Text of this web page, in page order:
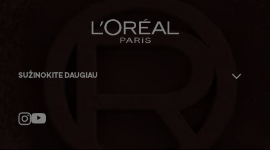
SUŽINOKITE DAUGIAU